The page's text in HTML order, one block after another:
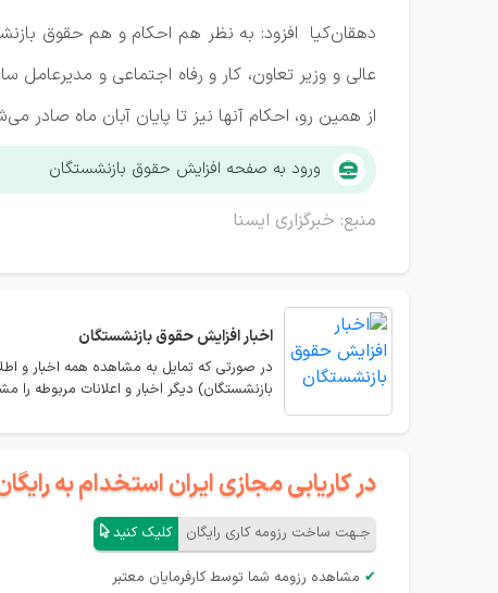
دهقان‌کیا افزود: به نظر هم احکام و هم حقوق
از همین رو، احکام آنها نیز تا پایان آبان ماه صادر
ورود به صفحه افزایش حقوق بازنشستگان
منبع: خبرگزاری ایسنا
اخبار افزایش حقوق بازنشستگان
در صورتی که تمایل به مشاهده همه اخبار و
بازنشستگان) دیگر اخبار و اعلانات مربوطه را
در کاریابی مجازی ایران استخدام به
جـهت ساخت رزومه کاری رایگان کلیک کنید
✔ مشاهده رزومه شما توسط کارفرمایان معتبر